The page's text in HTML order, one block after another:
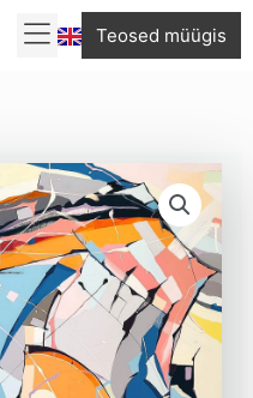
Teosed müügis